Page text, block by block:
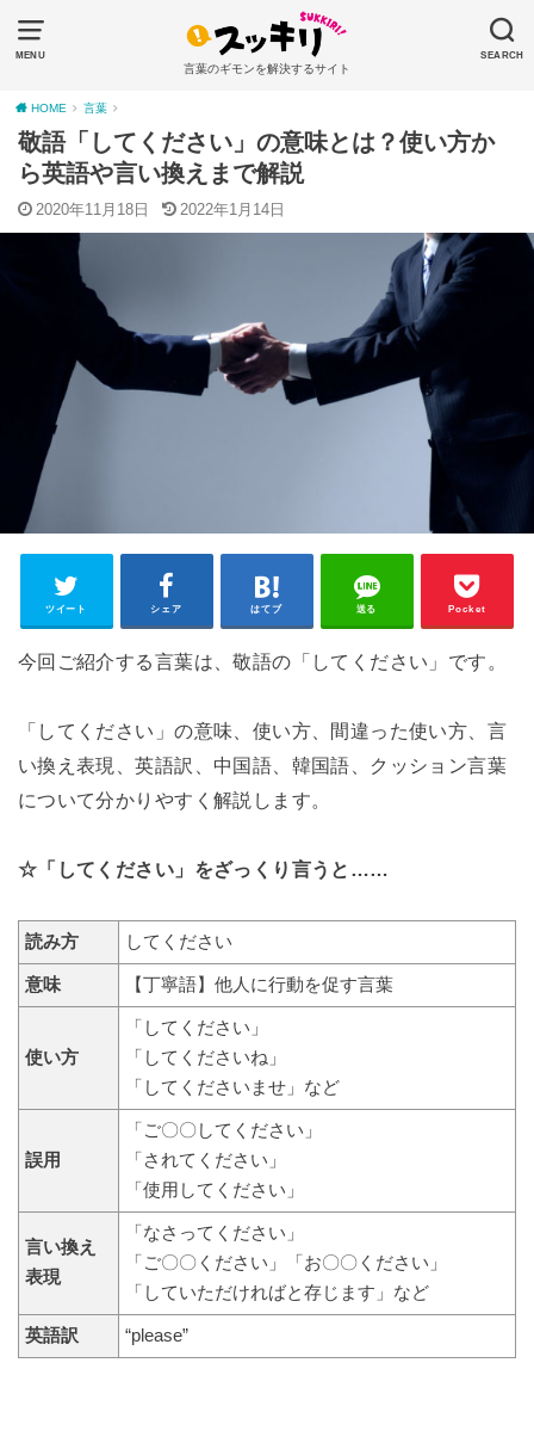
MENU SEARCH
言葉のギモンを解決するサイト
HOME 言葉
敬語「してください」の意味とは？使い方か
ら英語や言い換えまで解説
2020年11月18日 2022年1月14日
ツイート シェア はてブ 送る Pocket
今回ご紹介する言葉は、敬語の「してください」です。
「してください」の意味、使い方、間違った使い方、言
い換え表現、英語訳、中国語、韓国語、クッション言葉
について分かりやすく解説します。
☆「してください」をざっくり言うと……
読み方 してください
意味 【丁寧語】他人に行動を促す言葉
使い方
「してください」
「してくださいね」
「してくださいませ」など
誤用
「ご〇〇してください」
「されてください」
「使用してください」
言い換え
表現
「なさってください」
「ご〇〇ください」「お〇〇ください」
「していただければと存じます」など
英語訳 “please”